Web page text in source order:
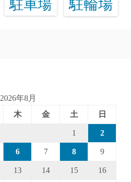
駐車場 駐輪場
2026年8月
木 金 土 日
1 2
6 7 8 9
13 14 15 16